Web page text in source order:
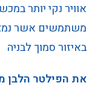
אוויר נקי יותר
משתמשים אשר
באיזור סמוך לבניה
את הפילטר הלבן